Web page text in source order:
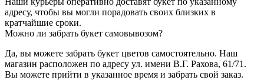
адресу, чтобы вы могли порадовать своих близких в
кратчайшие сроки.
Можно ли забрать букет самовывозом?
Да, вы можете забрать букет цветов самостоятельно. Наш
магазин расположен по адресу ул. имени В.Г. Рахова, 61/71.
Вы можете прийти в указанное время и забрать свой заказ.